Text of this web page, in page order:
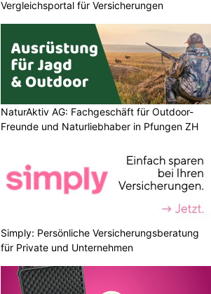
Vergleichsportal für Versicherungen
NaturAktiv AG: Fachgeschäft für Outdoor-
Freunde und Naturliebhaber in Pfungen ZH
Simply: Persönliche Versicherungsberatung
für Private und Unternehmen